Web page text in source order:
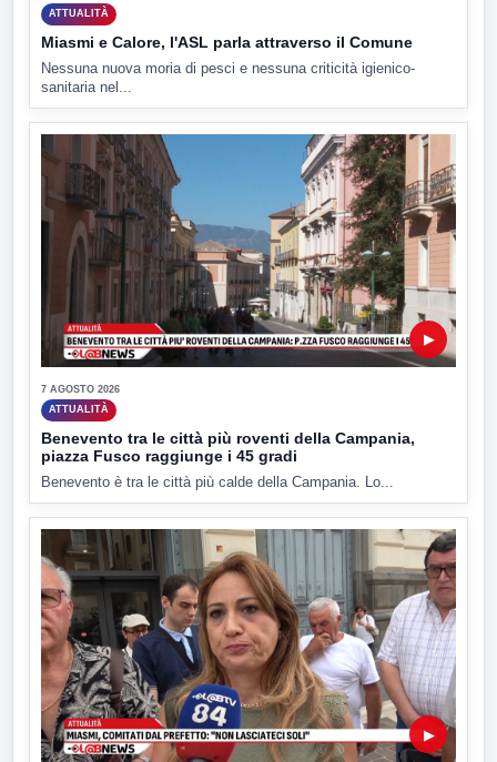
ATTUALITÀ
Miasmi e Calore, l'ASL parla attraverso il Comune
Nessuna nuova moria di pesci e nessuna criticità igienico-
sanitaria nel...
▶
7 AGOSTO 2026
ATTUALITÀ
Benevento tra le città più roventi della Campania,
piazza Fusco raggiunge i 45 gradi
Benevento è tra le città più calde della Campania. Lo...
▶